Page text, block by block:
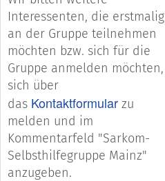
Interessenten, die erstmalig
an der Gruppe teilnehmen
möchten bzw. sich für die
Gruppe anmelden möchten,
sich über
das Kontaktformular zu
melden und im
Kommentarfeld "Sarkom-
Selbsthilfegruppe Mainz"
anzugeben.